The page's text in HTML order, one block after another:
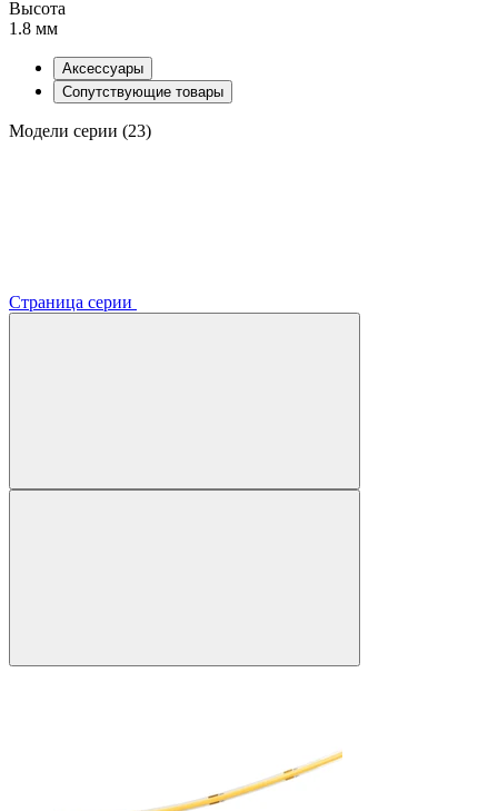
Высота
1.8 мм
Аксессуары
Сопутствующие товары
Модели серии (23)
Страница серии